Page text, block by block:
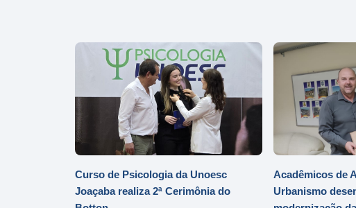
Curso de Psicologia da Unoesc
Joaçaba realiza 2ª Cerimônia do
Acadêmicos de
Urbanismo